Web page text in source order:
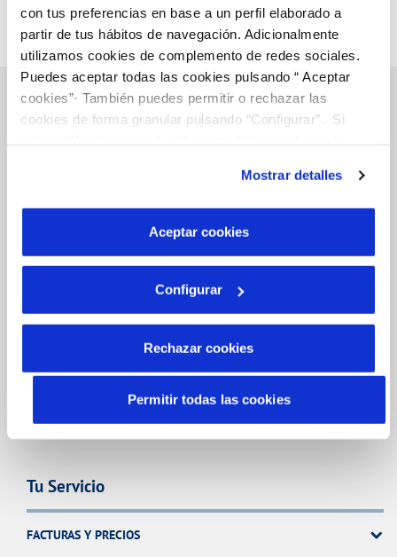
con tus preferencias en base a un perfil elaborado a
partir de tus hábitos de navegación. Adicionalmente
utilizamos cookies de complemento de redes sociales.
Puedes aceptar todas las cookies pulsando “ Aceptar
cookies”· También puedes permitir o rechazar las
cookies de forma granular pulsando “Configurar”. Si
son indispensables para que el sitio web funcione y que
por tanto no se pueden desactivar. Puedes consultar
más información en nuestraPolítica de Cookies
Mostrar detalles
Aceptar cookies
Configurar
Rechazar cookies
Permitir todas las cookies
Gestiones online
MODIFICACIÓN DE DATOS
INCIDENCIAS
TODAS LAS GESTIONES
Tu Servicio
FACTURAS Y PRECIOS